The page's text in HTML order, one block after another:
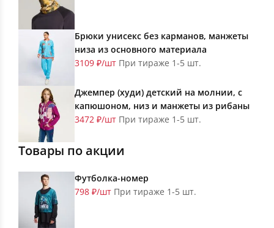
Брюки унисекс без карманов, манжеты
низа из основного материала
3109 ₽/шт При тираже 1-5 шт.
Джемпер (худи) детский на молнии, с
капюшоном, низ и манжеты из рибаны
3472 ₽/шт При тираже 1-5 шт.
Товары по акции
Футболка-номер
798 ₽/шт При тираже 1-5 шт.